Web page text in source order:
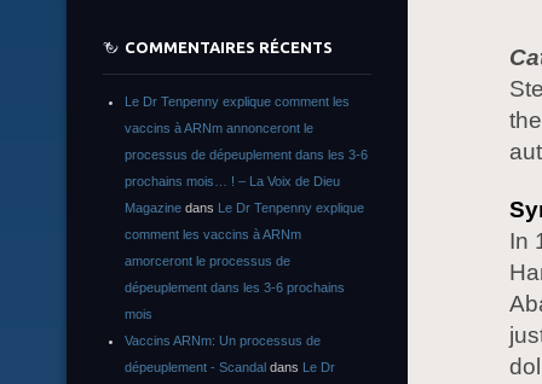
In
COMMENTAIRES RÉCENTS
Le Dr Tenpenny explique comment les
vaccins à ARNm annonceront le
processus de dépeuplement dans les 3-6
prochains mois… ! – La Voix de Dieu
Magazine dans Le Dr Tenpenny explique
comment les vaccins à ARNm
amorceront le processus de
dépeuplement dans les 3-6 prochains
mois
Vaccins ARNm: Un processus de
dépeuplement - Scandal dans Le Dr